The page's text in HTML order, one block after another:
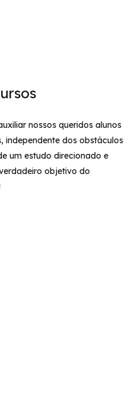
nossos queridos alunos
independente dos obstáculos
um estudo direcionado e
objetivo do